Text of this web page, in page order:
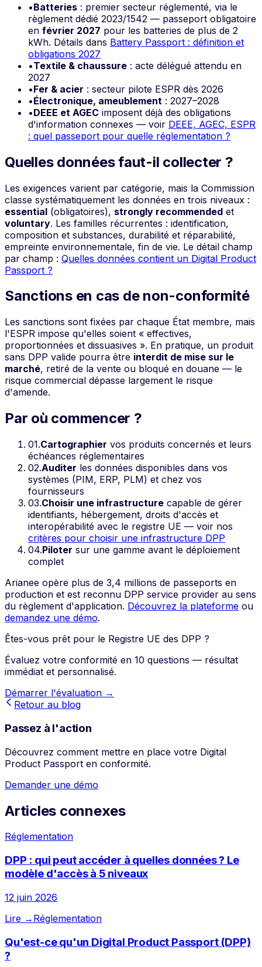
•Batteries : premier secteur réglementé, via le
règlement dédié 2023/1542 — passeport obligatoire
en février 2027 pour les batteries de plus de 2
kWh. Détails dans Battery Passport : définition et
obligations 2027
•Textile & chaussure : acte délégué attendu en
2027
•Fer & acier : secteur pilote ESPR dès 2026
•Électronique, ameublement : 2027–2028
•DEEE et AGEC imposent déjà des obligations
d'information connexes — voir DEEE, AGEC, ESPR
: quel passeport pour quelle réglementation ?
Quelles données faut-il collecter ?
Les exigences varient par catégorie, mais la Commission
classe systématiquement les données en trois niveaux :
essential (obligatoires), strongly recommended et
voluntary. Les familles récurrentes : identification,
composition et substances, durabilité et réparabilité,
empreinte environnementale, fin de vie. Le détail champ
par champ : Quelles données contient un Digital Product
Passport ?
Sanctions en cas de non-conformité
Les sanctions sont fixées par chaque État membre, mais
l'ESPR impose qu'elles soient « effectives,
proportionnées et dissuasives ». En pratique, un produit
sans DPP valide pourra être interdit de mise sur le
marché, retiré de la vente ou bloqué en douane — le
risque commercial dépasse largement le risque
d'amende.
Par où commencer ?
01.Cartographier vos produits concernés et leurs
échéances réglementaires
02.Auditer les données disponibles dans vos
systèmes (PIM, ERP, PLM) et chez vos
fournisseurs
03.Choisir une infrastructure capable de gérer
identifiants, hébergement, droits d'accès et
interopérabilité avec le registre UE — voir nos
critères pour choisir une infrastructure DPP
04.Piloter sur une gamme avant le déploiement
complet
Arianee opère plus de 3,4 millions de passeports en
production et est reconnu DPP service provider au sens
du règlement d'application. Découvrez la plateforme ou
demandez une démo.
Êtes-vous prêt pour le Registre UE des DPP ?
Évaluez votre conformité en 10 questions — résultat
immédiat et personnalisé.
Démarrer l'évaluation →
Retour au blog
Passez à l'action
Découvrez comment mettre en place votre Digital
Product Passport en conformité.
Demander une démo
Articles connexes
Réglementation
DPP : qui peut accéder à quelles données ? Le
modèle d'accès à 5 niveaux
12 juin 2026
Lire → Réglementation
Qu'est-ce qu'un Digital Product Passport (DPP)
?